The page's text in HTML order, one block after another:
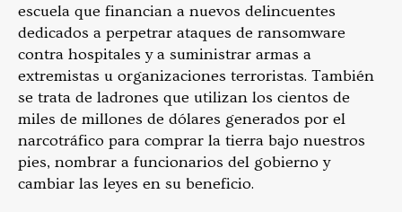
escuela que financian a nuevos delincuentes
dedicados a perpetrar ataques de ransomware
contra hospitales y a suministrar armas a
extremistas u organizaciones terroristas. También
se trata de ladrones que utilizan los cientos de
miles de millones de dólares generados por el
narcotráfico para comprar la tierra bajo nuestros
pies, nombrar a funcionarios del gobierno y
cambiar las leyes en su beneficio.